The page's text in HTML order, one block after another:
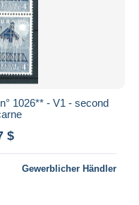
1026** - V1 - second
$
Gewerblicher Händler